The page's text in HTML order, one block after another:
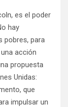
es el poder
hay
pobres, para
acción
propuesta
Unidas:
que
impulsar un